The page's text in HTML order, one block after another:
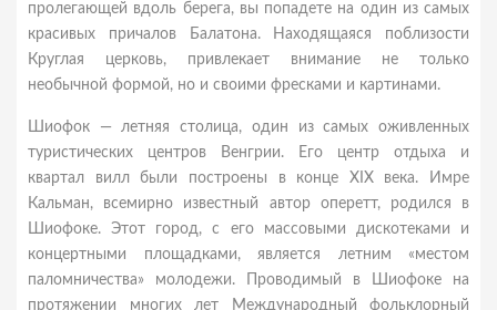
пролегающей вдоль берега, вы попадете на один из самых
красивых причалов Балатона. Находящаяся поблизости
Круглая церковь, привлекает внимание не только
необычной формой, но и своими фресками и картинами.
Шиофок — летняя столица, один из самых оживленных
туристических центров Венгрии. Его центр отдыха и
квартал вилл были построены в конце XIX века. Имре
Кальман, всемирно известный автор оперетт, родился в
Шиофоке. Этот город, с его массовыми дискотеками и
концертными площадками, является летним «местом
паломничества» молодежи. Проводимый в Шиофоке на
протяжении многих лет Международный фольклорный